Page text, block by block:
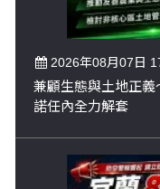
2026年08月07日
兼顧生態與土地正
諾任內全力解套